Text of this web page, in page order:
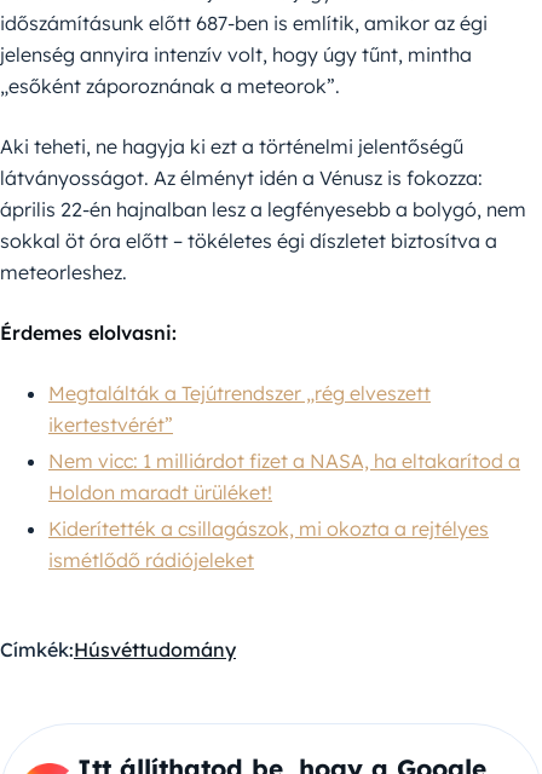
időszámításunk előtt 687-ben is említik, amikor az égi
jelenség annyira intenzív volt, hogy úgy tűnt, mintha
„esőként záporoznának a meteorok”.
Aki teheti, ne hagyja ki ezt a történelmi jelentőségű
látványosságot. Az élményt idén a Vénusz is fokozza:
április 22-én hajnalban lesz a legfényesebb a bolygó, nem
sokkal öt óra előtt – tökéletes égi díszletet biztosítva a
meteorleshez.
Érdemes elolvasni:
Megtalálták a Tejútrendszer „rég elveszett
ikertestvérét”
Nem vicc: 1 milliárdot fizet a NASA, ha eltakarítod a
Holdon maradt ürüléket!
Kiderítették a csillagászok, mi okozta a rejtélyes
ismétlődő rádiójeleket
Címkék:Húsvéttudomány